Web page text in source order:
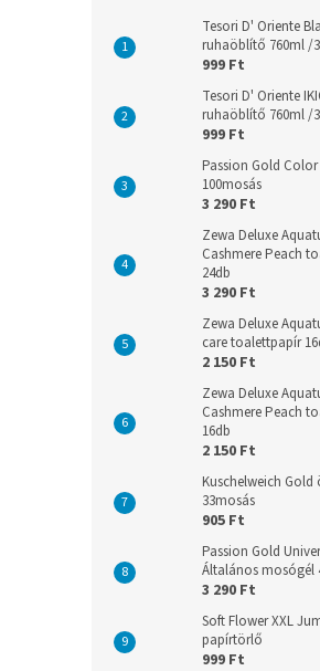
Tesori D' Oriente
ruhaöblítő 760ml /
999 Ft
Tesori D' Oriente
ruhaöblítő 760ml /
999 Ft
Passion Gold
100mosás
3 290 Ft
Zewa Deluxe
Cashmere Peach
24db
3 290 Ft
Zewa Deluxe
care toalettpapír
2 150 Ft
Zewa Deluxe
Cashmere Peach
16db
2 150 Ft
Kuschelweich Gold
33mosás
905 Ft
Passion Gold
Általános mosógél
3 290 Ft
Soft Flower XXL
papírtörlő
999 Ft